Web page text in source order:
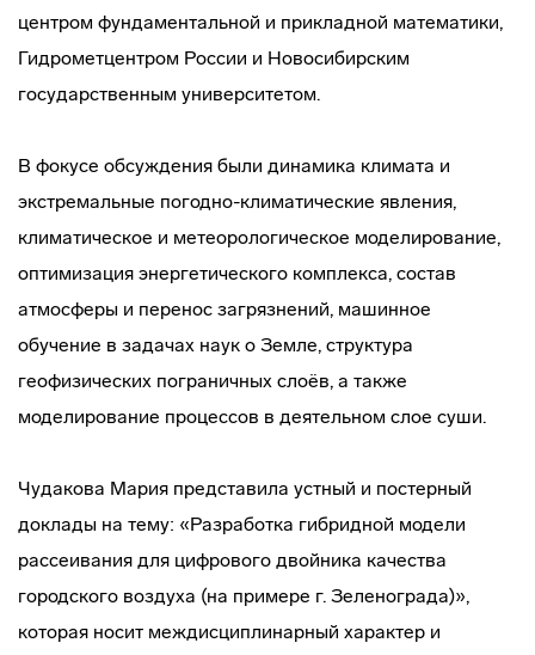
центром фундаментальной и прикладной математики,
Гидрометцентром России и Новосибирским
государственным университетом.
В фокусе обсуждения были динамика климата и
экстремальные погодно-климатические явления,
климатическое и метеорологическое моделирование,
оптимизация энергетического комплекса, состав
атмосферы и перенос загрязнений, машинное
обучение в задачах наук о Земле, структура
геофизических пограничных слоёв, а также
моделирование процессов в деятельном слое суши.
Чудакова Мария представила устный и постерный
доклады на тему: «Разработка гибридной модели
рассеивания для цифрового двойника качества
городского воздуха (на примере г. Зеленограда)»,
которая носит междисциплинарный характер и